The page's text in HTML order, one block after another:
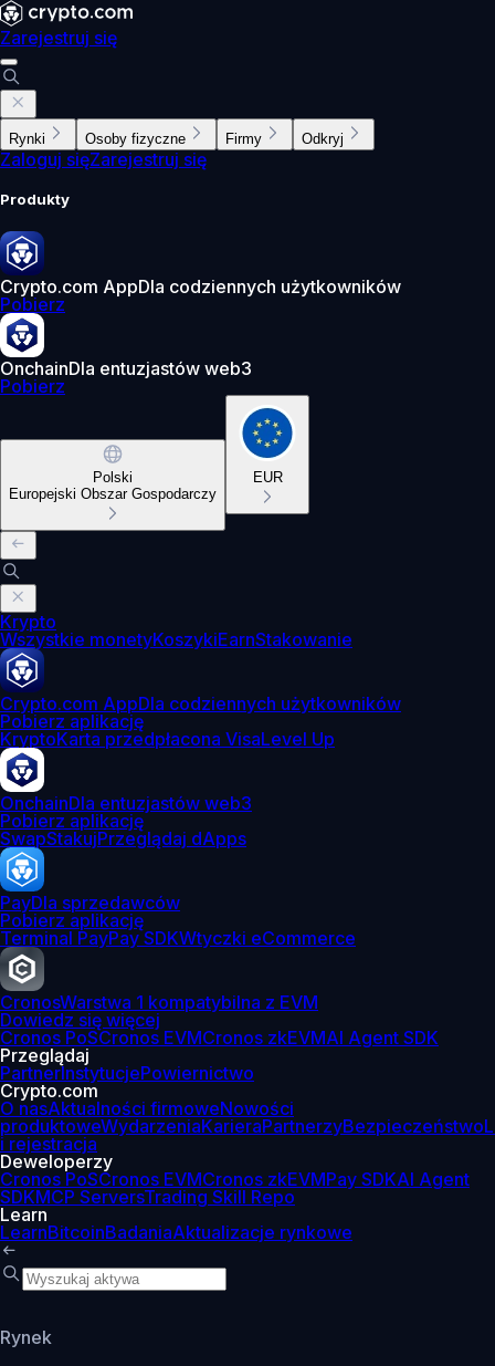
Zarejestruj się
Rynki Osoby fizyczne Firmy Odkryj
Zaloguj sięZarejestruj się
Produkty
Crypto.com AppDla codziennych użytkowników
Pobierz
OnchainDla entuzjastów web3
Pobierz
Polski
Europejski Obszar Gospodarczy
EUR
Krypto
Wszystkie monetyKoszykiEarnStakowanie
Crypto.com AppDla codziennych użytkowników
Pobierz aplikację
KryptoKarta przedpłacona VisaLevel Up
OnchainDla entuzjastów web3
Pobierz aplikację
SwapStakujPrzeglądaj dApps
PayDla sprzedawców
Pobierz aplikację
Terminal PayPay SDKWtyczki eCommerce
CronosWarstwa 1 kompatybilna z EVM
Dowiedz się więcej
Cronos PoSCronos EVMCronos zkEVMAI Agent SDK
Przeglądaj
PartnerInstytucjePowiernictwo
Crypto.com
O nasAktualności firmoweNowości
produktoweWydarzeniaKarieraPartnerzyBezpieczeństwo
i rejestracja
Deweloperzy
Cronos PoSCronos EVMCronos zkEVMPay SDKAI Agent
SDKMCP ServersTrading Skill Repo
Learn
LearnBitcoinBadaniaAktualizacje rynkowe
Rynek